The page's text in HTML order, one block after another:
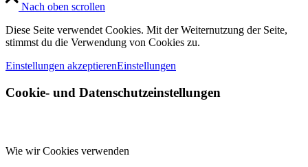
Nach oben scrollen
Diese Seite verwendet Cookies. Mit der Weiternutzung der Seite,
stimmst du die Verwendung von Cookies zu.
Einstellungen akzeptierenEinstellungen
Cookie- und Datenschutzeinstellungen
Wie wir Cookies verwenden